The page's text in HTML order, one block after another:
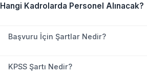
Hangi Kadrolarda Personel Alınacak?
Başvuru İçin Şartlar Nedir?
KPSS Şartı Nedir?